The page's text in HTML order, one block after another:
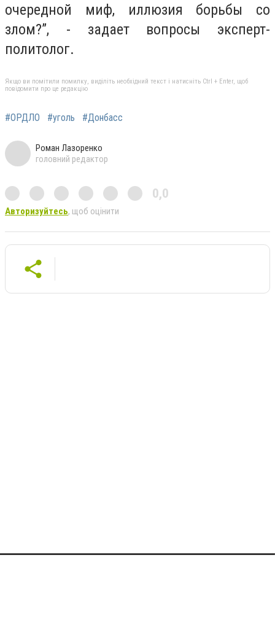
очередной миф, иллюзия борьбы со
злом?”, - задает вопросы эксперт-
политолог.
Якщо ви помітили помилку, виділіть необхідний текст і натисніть Ctrl + Enter, щоб
повідомити про це редакцію
#ОРДЛО #уголь #Донбасс
Роман Лазоренко
головний редактор
0,0
Авторизуйтесь, щоб оцінити